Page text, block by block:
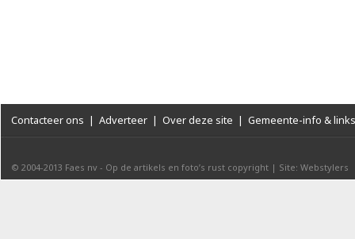
Contacteer ons | Adverteer | Over deze site | Gemeente-info & links
© 2004-2013 Faes nv - Op de artikels en foto’s rust copyright | Site: Webstylers